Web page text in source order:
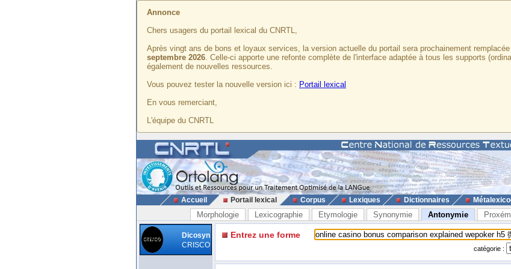
Annonce
Chers usagers du portail lexical du CNRTL,
Après vingt ans de bons et loyaux services, la version actuelle du portail sera prochainement
septembre 2026. Celle-ci apporte une refonte complète de l'interface adaptée à tous les supports
également de nouvelles ressources.
Vous pouvez tester la nouvelle version ici : Portail lexical
En vous remerciant,
L'équipe du CNRTL
Accueil Portail lexical Corpus Lexiques Dictionnaires
Morphologie Lexicographie Etymologie Synonymie Antonymie
Dicosyn
CRISCO
Entrez une forme
catégorie :